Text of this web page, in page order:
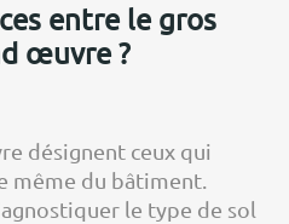
entre le gros
œuvre ?
désignent ceux qui
même du bâtiment.
le type de sol